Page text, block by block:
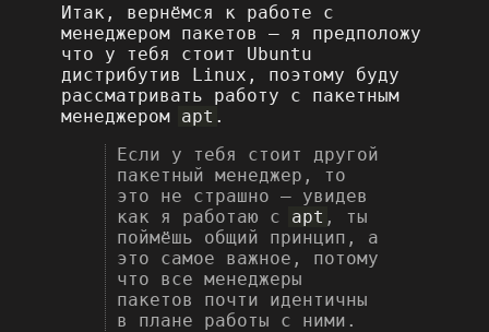
Итак, вернёмся к работе с
менеджером пакетов – я предположу
что у тебя стоит Ubuntu
дистрибутив Linux, поэтому буду
рассматривать работу с пакетным
менеджером apt .
Если у тебя стоит другой
пакетный менеджер, то
это не страшно – увидев
как я работаю с apt , ты
поймёшь общий принцип, а
это самое важное, потому
что все менеджеры
пакетов почти идентичны
в плане работы с ними.